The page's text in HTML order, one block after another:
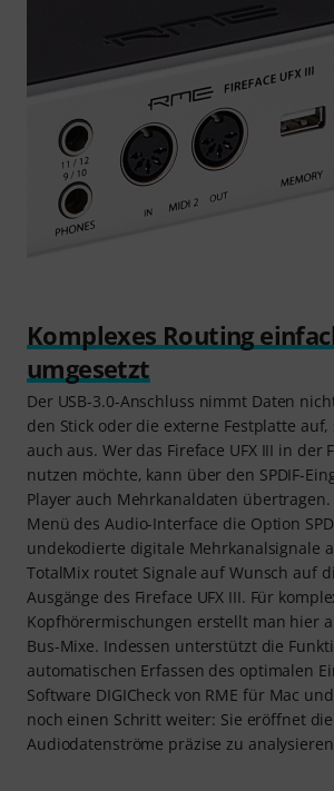
Komplexes Routing
umgesetzt
Der USB-3.0-Anschluss nimmt Daten
den Stick oder die externe Festplatte
auch aus. Wer das Fireface UFX III in der
nutzen möchte, kann über den SPDIF-
Player auch Mehrkanaldaten
Menü des Audio-Interface die Option
undekodierte digitale Mehrkanalsignale
TotalMix routet Signale auf Wunsch auf
Ausgänge des Fireface UFX III. Für
Kopfhörermischungen erstellt man hier
Bus-Mixe. Indessen unterstützt die
automatischen Erfassen des optimalen
Software DIGICheck von RME für Mac
noch einen Schritt weiter: Sie eröffnet
Audiodatenströme präzise zu